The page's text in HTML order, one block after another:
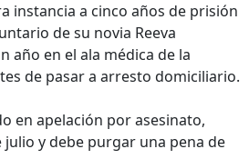
instancia a cinco años de prisión
de su novia Reeva
año en el ala médica de la
de pasar a arresto domiciliario.
en apelación por asesinato,
julio y debe purgar una pena de